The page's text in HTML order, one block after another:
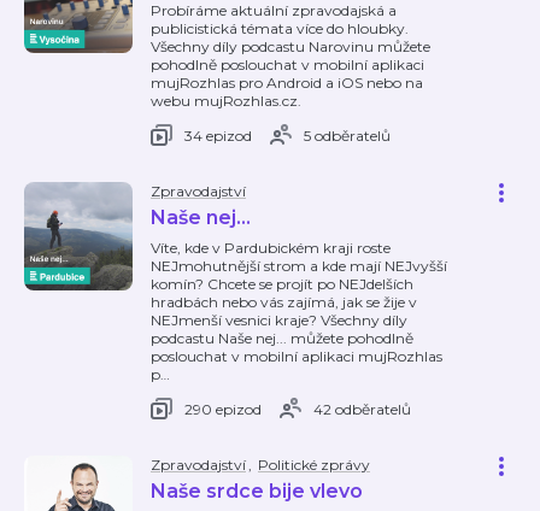
Probíráme aktuální zpravodajská a
publicistická témata více do hloubky.
Všechny díly podcastu Narovinu můžete
pohodlně poslouchat v mobilní aplikaci
mujRozhlas pro Android a iOS nebo na
webu mujRozhlas.cz.
34 epizod
5 odběratelů
Zpravodajství
Naše nej...
Víte, kde v Pardubickém kraji roste
NEJmohutnější strom a kde mají NEJvyšší
komín? Chcete se projít po NEJdelších
hradbách nebo vás zajímá, jak se žije v
NEJmenší vesnici kraje? Všechny díly
podcastu Naše nej... můžete pohodlně
poslouchat v mobilní aplikaci mujRozhlas
p…
290 epizod
42 odběratelů
Zpravodajství, Politické zprávy
Naše srdce bije vlevo